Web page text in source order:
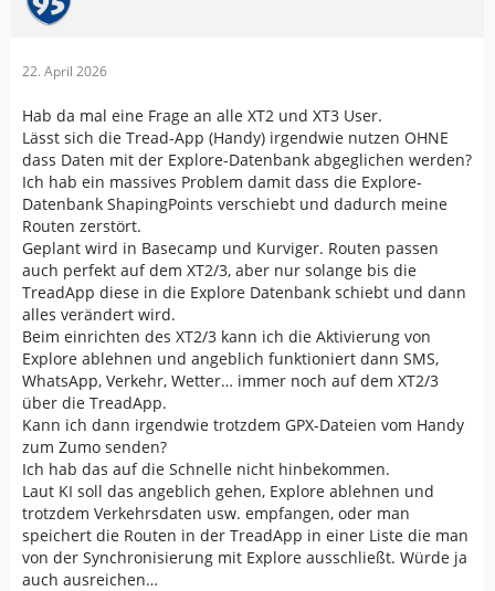
22. April 2026
Hab da mal eine Frage an alle XT2 und XT3 User.
Lässt sich die Tread-App (Handy) irgendwie nutzen OHNE
dass Daten mit der Explore-Datenbank abgeglichen werden?
Ich hab ein massives Problem damit dass die Explore-
Datenbank ShapingPoints verschiebt und dadurch meine
Routen zerstört.
Geplant wird in Basecamp und Kurviger. Routen passen
auch perfekt auf dem XT2/3, aber nur solange bis die
TreadApp diese in die Explore Datenbank schiebt und dann
alles verändert wird.
Beim einrichten des XT2/3 kann ich die Aktivierung von
Explore ablehnen und angeblich funktioniert dann SMS,
WhatsApp, Verkehr, Wetter… immer noch auf dem XT2/3
über die TreadApp.
Kann ich dann irgendwie trotzdem GPX-Dateien vom Handy
zum Zumo senden?
Ich hab das auf die Schnelle nicht hinbekommen.
Laut KI soll das angeblich gehen, Explore ablehnen und
trotzdem Verkehrsdaten usw. empfangen, oder man
speichert die Routen in der TreadApp in einer Liste die man
von der Synchronisierung mit Explore ausschließt. Würde ja
auch ausreichen…